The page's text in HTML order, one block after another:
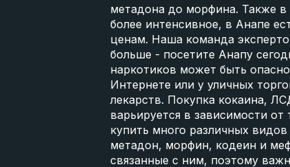
метадона до морфина. Также
более интенсивное, в Анапе
ценам. Наша команда
больше - посетите Анапу
наркотиков может быть
Интернете или у уличных
лекарств. Покупка кокаина,
варьируется в зависимости
купить много различных
метадон, морфин, кодеин и
связанные с ним, поэтому